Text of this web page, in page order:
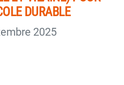
DURABLE
2025